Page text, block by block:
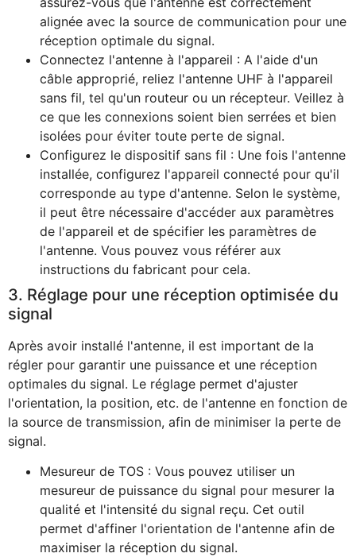
alignée avec la source de communication pour une
réception optimale du signal.
Connectez l'antenne à l'appareil : A l'aide d'un
câble approprié, reliez l'antenne UHF à l'appareil
sans fil, tel qu'un routeur ou un récepteur. Veillez à
ce que les connexions soient bien serrées et bien
isolées pour éviter toute perte de signal.
Configurez le dispositif sans fil : Une fois l'antenne
installée, configurez l'appareil connecté pour qu'il
corresponde au type d'antenne. Selon le système,
il peut être nécessaire d'accéder aux paramètres
de l'appareil et de spécifier les paramètres de
l'antenne. Vous pouvez vous référer aux
instructions du fabricant pour cela.
3. Réglage pour une réception optimisée du
signal
Après avoir installé l'antenne, il est important de la
régler pour garantir une puissance et une réception
optimales du signal. Le réglage permet d'ajuster
l'orientation, la position, etc. de l'antenne en fonction de
la source de transmission, afin de minimiser la perte de
signal.
Mesureur de TOS : Vous pouvez utiliser un
mesureur de puissance du signal pour mesurer la
qualité et l'intensité du signal reçu. Cet outil
permet d'affiner l'orientation de l'antenne afin de
maximiser la réception du signal.